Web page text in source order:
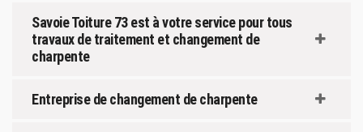
Savoie Toiture 73 est à votre service pour tous
travaux de traitement et changement de
charpente
Entreprise de changement de charpente